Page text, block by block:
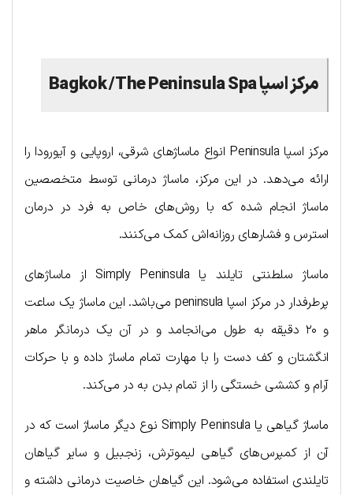
مرکز اسپا Bagkok /The Peninsula Spa
مرکز اسپا Peninsula انواع ماساژهای شرقی، اروپایی و آیورودا را
ارائه می‌دهد. در این مرکز، ماساژ درمانی توسط متخصصین
ماساژ انجام شده که با روش‌های خاص به فرد در درمان
استرس و فشارهای روزانه‌اش کمک می‌کنند.
ماساژ سلطنتی تایلند یا Simply Peninsula از ماساژهای
پرطرفدار در مرکز اسپا peninsula می‌باشد. این ماساژ یک ساعت
و ۲۰ دقیقه به طول می‌انجامد و در آن یک درمانگر ماهر
انگشتان و کف دست را با مهارت تمام ماساژ داده و با حرکات
آرام و کششی خستگی را از تمام بدن به در می‌کند.
ماساژ گیاهی یا Simply Peninsula نوع دیگر ماساژ است که در
آن از کمپرس‌های گیاهی لیموترش، زنجبیل و سایر گیاهان
تایلندی استفاده می‌شود. این گیاهان خاصیت درمانی داشته و